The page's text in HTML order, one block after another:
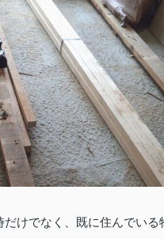
けでなく、既に住んでい